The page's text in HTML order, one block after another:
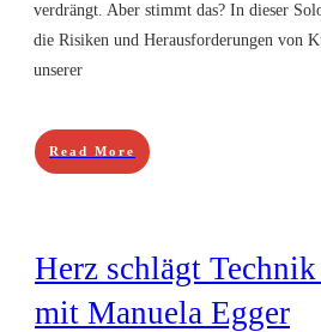
verdrängt. Aber stimmt das? In dieser
die Risiken und Herausforderungen von
unserer
Read More
Herz schlägt
mit Manuela Egger